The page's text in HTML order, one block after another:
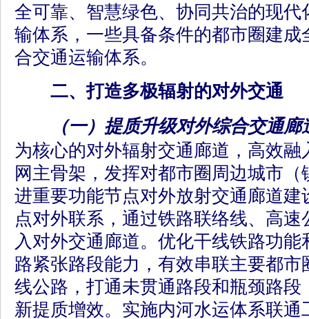
全可靠、智慧绿色、协同共治的现代
输体系，一些具备条件的都市圈建成
合交通运输体系。
二、打造多极辐射的对外交通
（一）提质升级对外综合交通廊
为核心的对外辐射交通廊道，高效
网主骨架，发挥对都市圈周边城市
进重要功能节点对外放射交通廊道建
点对外联系，通过铁路联络线、高
入对外交通廊道。优化干线铁路功
路紧张路段能力，有效串联主要都
线公路，打通未贯通路段和瓶颈路段
新提质增效。实施内河水运体系联